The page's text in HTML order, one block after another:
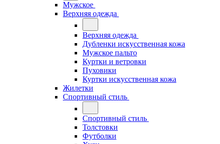
Мужское
Верхняя одежда
Верхняя одежда
Дубленки искусственная кожа
Мужское пальто
Куртки и ветровки
Пуховики
Куртки искусственная кожа
Жилетки
Спортивный стиль
Спортивный стиль
Толстовки
Футболки